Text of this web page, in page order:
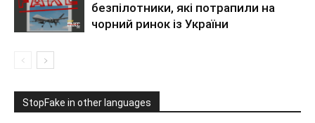
безпілотники, які потрапили на
чорний ринок із України
StopFake in other languages